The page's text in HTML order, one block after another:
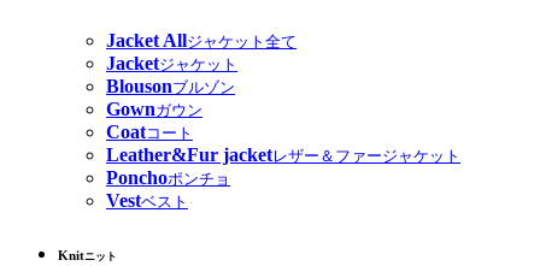
Jacket Allジャケット全て
Jacketジャケット
Blousonブルゾン
Gownガウン
Coatコート
Leather&Fur jacketレザー＆ファージャケット
Ponchoポンチョ
Vestベスト
Knitニット